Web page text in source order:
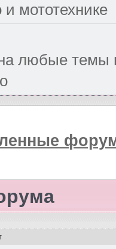
и мототехнике
любые темы